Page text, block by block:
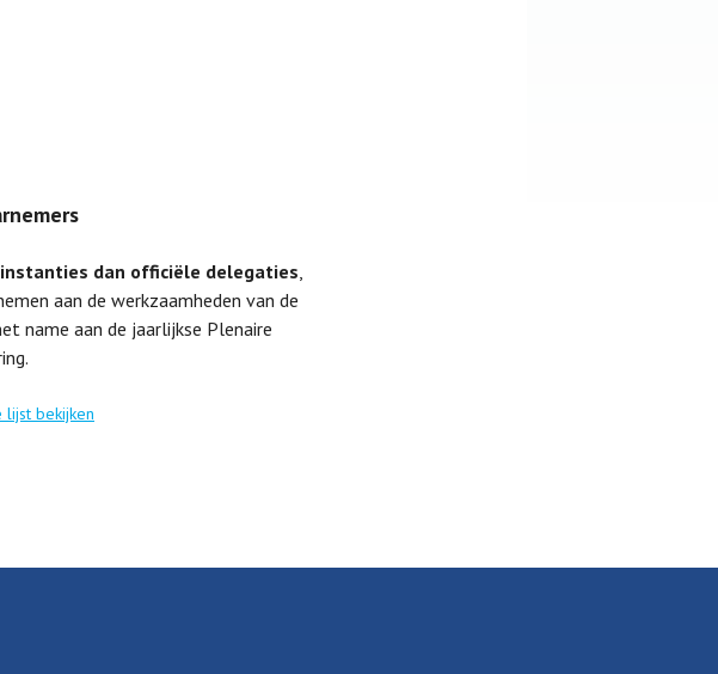
dan officiële delegaties,
aan de werkzaamheden van de
name aan de jaarlijkse Plenaire
lijst bekijken